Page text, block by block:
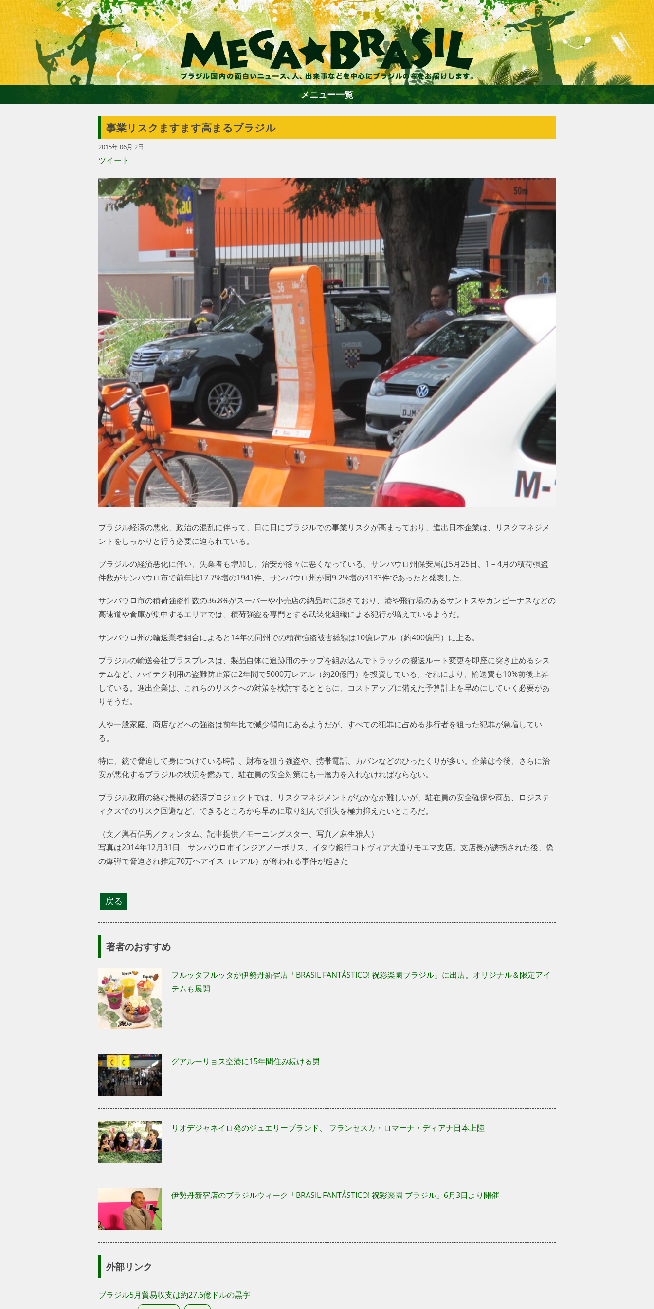
ホーム
エンターテイメント
グルメ
トラベル
サッカー
PEOPLE
ビジネス
コラム
メニュー一覧
事業リスクますます高まるブラジル
2015年 06月 2日
ツイート
ブラジル経済の悪化、政治の混乱に伴って、日に日にブラジルでの事業リスクが高まっており、進出日本企業は、リスクマネジメ
ントをしっかりと行う必要に迫られている。
ブラジルの経済悪化に伴い、失業者も増加し、治安が徐々に悪くなっている。サンパウロ州保安局は5月25日、1－4月の積荷強盗
件数がサンパウロ市で前年比17.7%増の1941件、サンパウロ州が同9.2%増の3133件であったと発表した。
サンパウロ市の積荷強盗件数の36.8%がスーパーや小売店の納品時に起きており、港や飛行場のあるサントスやカンピーナスなどの
高速道や倉庫が集中するエリアでは、積荷強盗を専門とする武装化組織による犯行が増えているようだ。
サンパウロ州の輸送業者組合によると14年の同州での積荷強盗被害総額は10億レアル（約400億円）に上る。
ブラジルの輸送会社ブラスプレスは、製品自体に追跡用のチップを組み込んでトラックの搬送ルート変更を即座に突き止めるシス
テムなど、ハイテク利用の盗難防止策に2年間で5000万レアル（約20億円）を投資している。それにより、輸送費も10%前後上昇
している。進出企業は、これらのリスクへの対策を検討するとともに、コストアップに備えた予算計上を早めにしていく必要があ
りそうだ。
人や一般家庭、商店などへの強盗は前年比で減少傾向にあるようだが、すべての犯罪に占める歩行者を狙った犯罪が急増してい
る。
特に、銃で脅迫して身につけている時計、財布を狙う強盗や、携帯電話、カバンなどのひったくりが多い。企業は今後、さらに治
安が悪化するブラジルの状況を鑑みて、駐在員の安全対策にも一層力を入れなければならない。
ブラジル政府の絡む長期の経済プロジェクトでは、リスクマネジメントがなかなか難しいが、駐在員の安全確保や商品、ロジステ
ィクスでのリスク回避など、できるところから早めに取り組んで損失を極力抑えたいところだ。
（文／輿石信男／クォンタム、記事提供／モーニングスター、写真／麻生雅人）
写真は2014年12月31日、サンパウロ市インジアノーポリス、イタウ銀行コトヴィア大通りモエマ支店。支店長が誘拐された後、偽
の爆弾で脅迫され推定70万ヘアイス（レアル）が奪われる事件が起きた
著者のおすすめ
フルッタフルッタが伊勢丹新宿店「BRASIL FANTÁSTICO! 祝彩楽園ブラジル」に出店。オリジナル＆限定アイ
テムも展開
グアルーリョス空港に15年間住み続ける男
リオデジャネイロ発のジュエリーブランド、 フランセスカ・ロマーナ・ディアナ日本上陸
伊勢丹新宿店のブラジルウィーク「BRASIL FANTÁSTICO! 祝彩楽園 ブラジル」6月3日より開催
外部リンク
ブラジル5月貿易収支は約27.6億ドルの黒字